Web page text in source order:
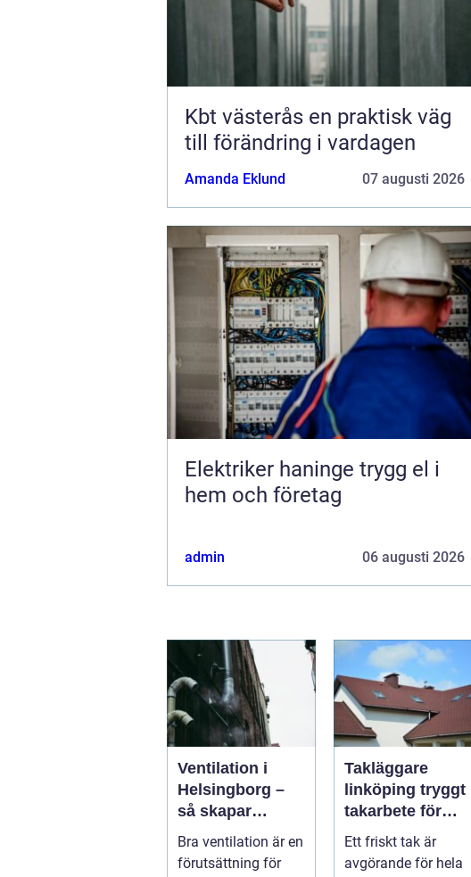
Kbt västerås en praktisk väg
till förändring i vardagen
Amanda Eklund 07 augusti 2026
Elektriker haninge trygg el i
hem och företag
admin 06 augusti 2026
Ventilation i
Helsingborg –
så skapar
fastighetsägare
friskare och mer
Bra ventilation är en
förutsättning för
Takläggare
linköping tryggt
takarbete för
villa, brf och
företag
Ett friskt tak är
avgörande för hela